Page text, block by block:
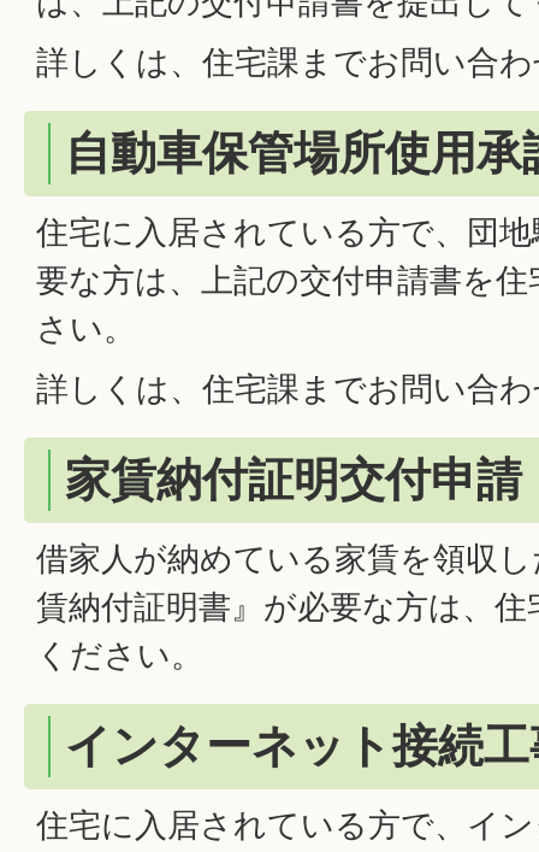
詳しくは、住宅課までお問い合
自動車保管場所使用
住宅に入居されている方で、団
要な方は、上記の交付申請書を
さい。
詳しくは、住宅課までお問い合
家賃納付証明交付申請
借家人が納めている家賃を領収
賃納付証明書』が必要な方は、
ください。
インターネット接続
住宅に入居されている方で、イ